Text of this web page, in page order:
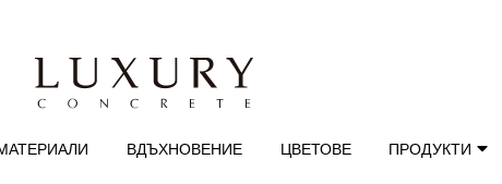
ВДЪХНОВЕНИЕ ЦВЕТОВЕ ПРОДУКТИ